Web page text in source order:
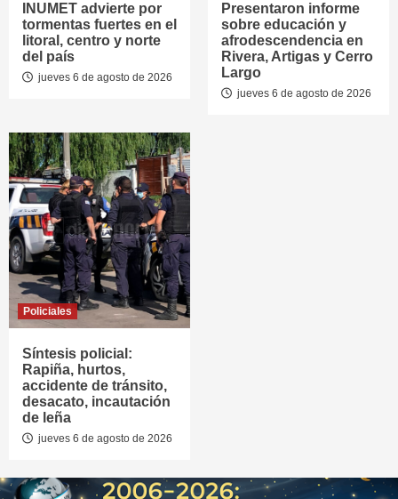
INUMET advierte por
tormentas fuertes en el
litoral, centro y norte
del país
jueves 6 de agosto de 2026
Presentaron informe
sobre educación y
afrodescendencia en
Rivera, Artigas y Cerro
Largo
jueves 6 de agosto de 2026
Policiales
Síntesis policial:
Rapiña, hurtos,
accidente de tránsito,
desacato, incautación
de leña
jueves 6 de agosto de 2026